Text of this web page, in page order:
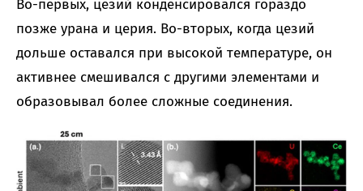
Во-первых, цезий конденсировался гораздо
позже урана и церия. Во-вторых, когда цезий
дольше оставался при высокой температуре, он
активнее смешивался с другими элементами и
образовывал более сложные соединения.